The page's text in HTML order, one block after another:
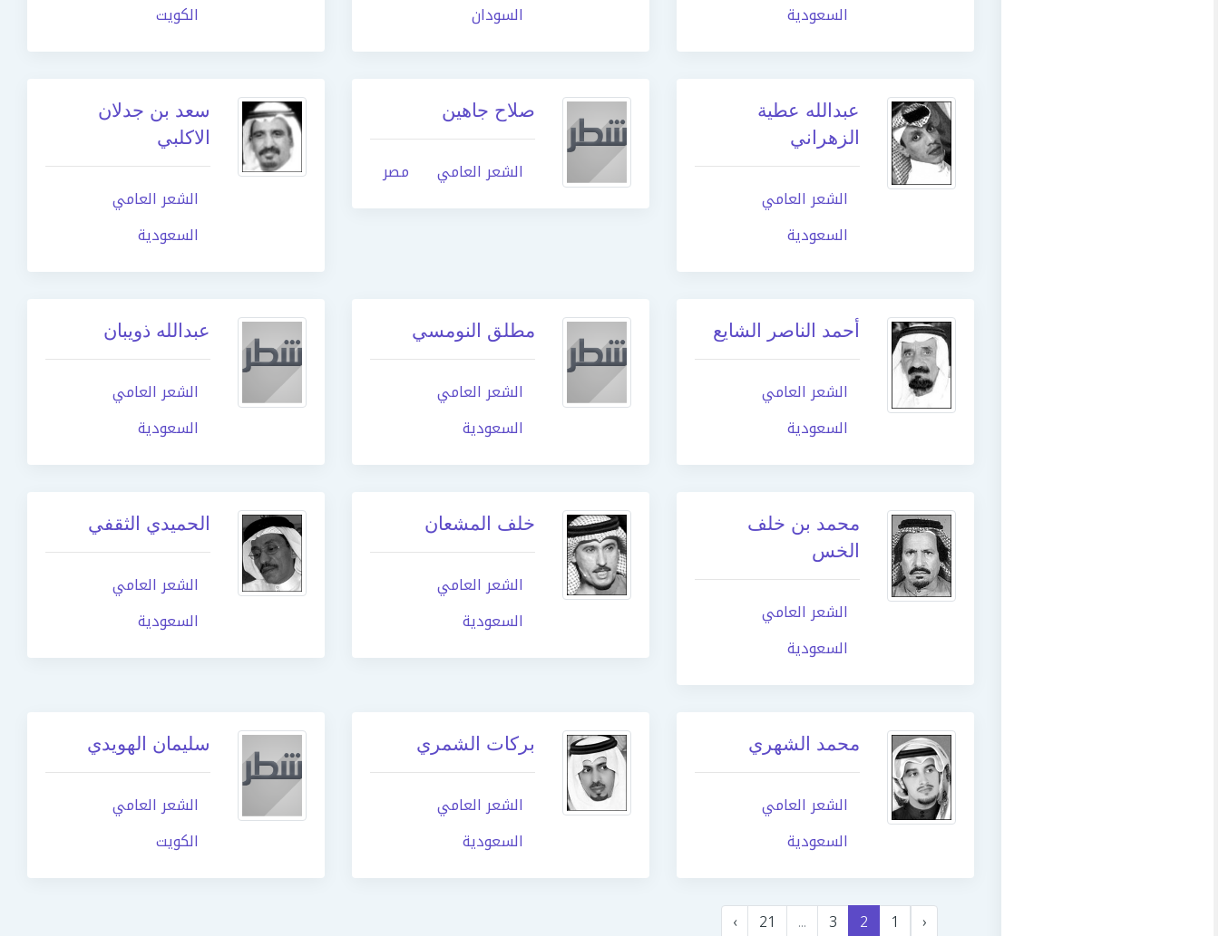
السعودية
السودان
الكويت
عبدالله عطية
الزهراني
الشعر العامي
السعودية
صلاح جاهين
الشعر العامي مصر
سعد بن جدلان
الاكلبي
الشعر العامي
السعودية
أحمد الناصر الشايع
الشعر العامي
السعودية
مطلق النومسي
الشعر العامي
السعودية
عبدالله ذويبان
الشعر العامي
السعودية
محمد بن خلف
الخس
الشعر العامي
السعودية
خلف المشعان
الشعر العامي
السعودية
الحميدي الثقفي
الشعر العامي
السعودية
محمد الشهري
الشعر العامي
السعودية
بركات الشمري
الشعر العامي
السعودية
سليمان الهويدي
الشعر العامي
الكويت
‹
1
2
3
...
21
›